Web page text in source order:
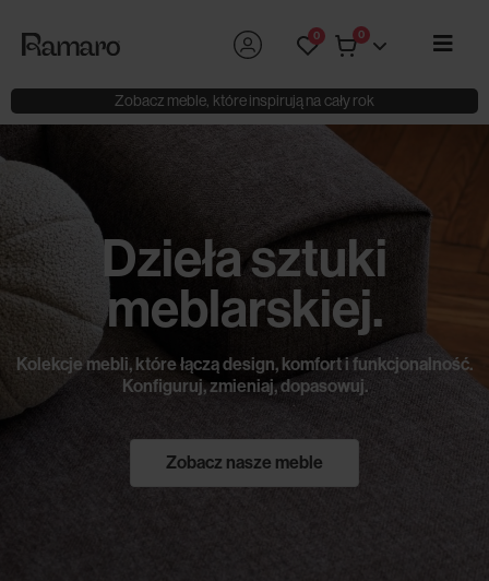
0 0
Zobacz meble, które inspirują na cały rok
Dzieła sztuki
meblarskiej.
Kolekcje mebli, które łączą design, komfort i funkcjonalność.
Konfiguruj, zmieniaj, dopasowuj.
Zobacz nasze meble